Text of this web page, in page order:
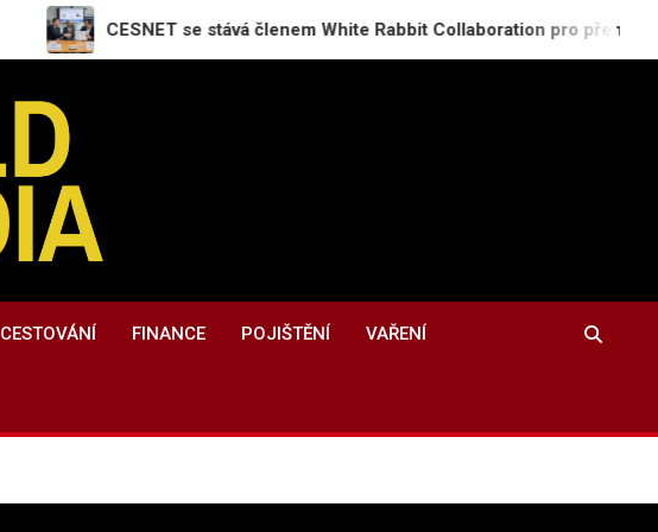
CESNET se stává členem White Rabbit Collaboration pro přenos času s
CESTOVÁNÍ FINANCE POJIŠTĚNÍ VAŘENÍ